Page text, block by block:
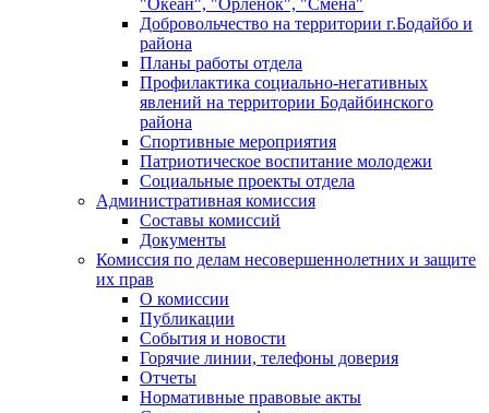
"Океан", "Орленок", "Смена"
Добровольчество на территории г.Бодайбо и
района
Планы работы отдела
Профилактика социально-негативных
явлений на территории Бодайбинского
района
Спортивные мероприятия
Патриотическое воспитание молодежи
Социальные проекты отдела
Административная комиссия
Составы комиссий
Документы
Комиссия по делам несовершеннолетних и защите
их прав
О комиссии
Публикации
События и новости
Горячие линии, телефоны доверия
Отчеты
Нормативные правовые акты